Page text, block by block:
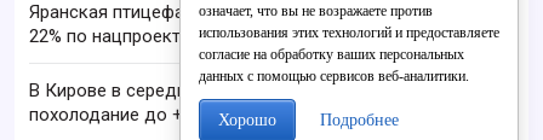
Яранская птицефабрика увеличила выработку на
22% по нацпроекту
В Кирове в середине августа ожидается
похолодание до +17 C
означает, что вы не возражаете против
использования этих технологий и предоставляете
согласие на обработку ваших персональных
данных с помощью сервисов веб-аналитики.
Хорошо Подробнее